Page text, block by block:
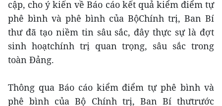
cập, cho ý kiến về Báo cáo kết quả kiểm điểm tự
phê bình và phê bình của BộChính trị, Ban Bí
thư đã tạo niềm tin sâu sắc, đây thực sự là đợt
sinh hoạtchính trị quan trọng, sâu sắc trong
toàn Đảng.
Thông qua Báo cáo kiểm điểm tự phê bình và
phê bình của Bộ Chính trị, Ban Bí thưtrước